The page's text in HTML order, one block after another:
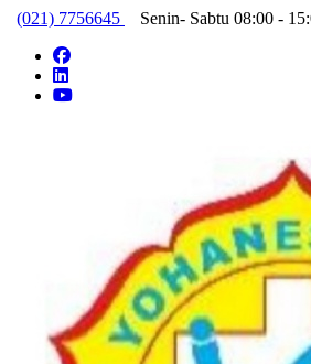
Skip
content
(021) 7756645 Senin- Sabtu 08:00 -